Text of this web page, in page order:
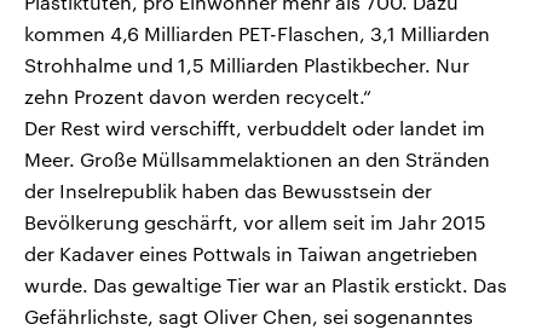
kommen 4,6 Milliarden PET-Flaschen, 3,1 Milliarden
Strohhalme und 1,5 Milliarden Plastikbecher. Nur
zehn Prozent davon werden recycelt.“
Der Rest wird verschifft, verbuddelt oder landet im
Meer. Große Müllsammelaktionen an den Stränden
der Inselrepublik haben das Bewusstsein der
Bevölkerung geschärft, vor allem seit im Jahr 2015
der Kadaver eines Pottwals in Taiwan angetrieben
wurde. Das gewaltige Tier war an Plastik erstickt. Das
Gefährlichste, sagt Oliver Chen, sei sogenanntes